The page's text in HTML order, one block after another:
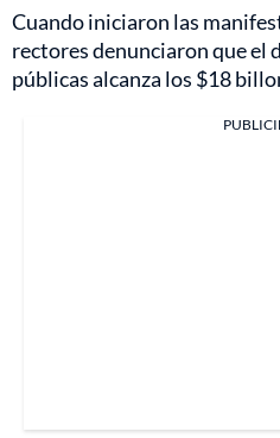
Cuando iniciaron las
rectores denunciaron que el
públicas alcanza los $18